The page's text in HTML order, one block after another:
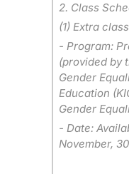
2. Class
(1) Extra
- Program:
(provided by
Gender
Education
Gender
- Date:
November,